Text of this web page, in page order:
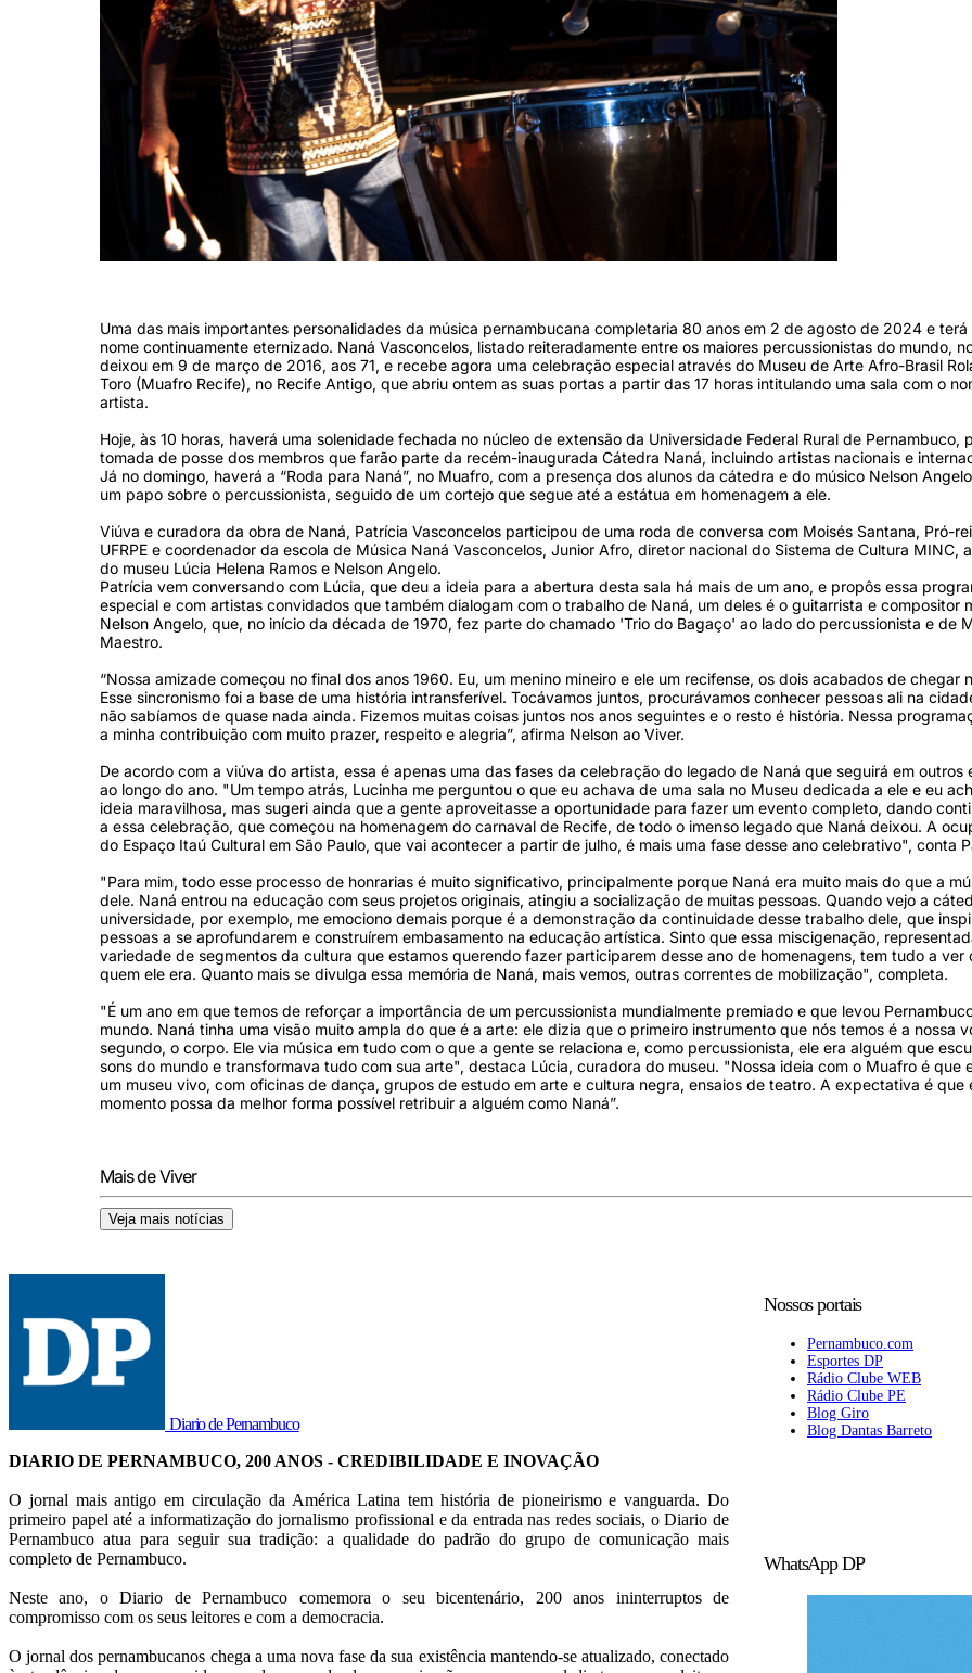
Uma das mais importantes personalidades da música pernambucana completaria 80 anos em 2 de agosto de 2024 e terá
nome continuamente eternizado. Naná Vasconcelos, listado reiteradamente entre os maiores percussionistas do mundo,
deixou em 9 de março de 2016, aos 71, e recebe agora uma celebração especial através do Museu de Arte Afro-Brasil
Toro (Muafro Recife), no Recife Antigo, que abriu ontem as suas portas a partir das 17 horas intitulando uma sala com o
artista.
Hoje, às 10 horas, haverá uma solenidade fechada no núcleo de extensão da Universidade Federal Rural de Pernambuco,
tomada de posse dos membros que farão parte da recém-inaugurada Cátedra Naná, incluindo artistas nacionais e
Já no domingo, haverá a “Roda para Naná”, no Muafro, com a presença dos alunos da cátedra e do músico Nelson
um papo sobre o percussionista, seguido de um cortejo que segue até a estátua em homenagem a ele.
Viúva e curadora da obra de Naná, Patrícia Vasconcelos participou de uma roda de conversa com Moisés Santana, Pró-
UFRPE e coordenador da escola de Música Naná Vasconcelos, Junior Afro, diretor nacional do Sistema de Cultura MINC,
do museu Lúcia Helena Ramos e Nelson Angelo.
Patrícia vem conversando com Lúcia, que deu a ideia para a abertura desta sala há mais de um ano, e propôs essa
especial e com artistas convidados que também dialogam com o trabalho de Naná, um deles é o guitarrista e compositor
Nelson Angelo, que, no início da década de 1970, fez parte do chamado 'Trio do Bagaço' ao lado do percussionista e de
Maestro.
“Nossa amizade começou no final dos anos 1960. Eu, um menino mineiro e ele um recifense, os dois acabados de chegar
Esse sincronismo foi a base de uma história intransferível. Tocávamos juntos, procurávamos conhecer pessoas ali na
não sabíamos de quase nada ainda. Fizemos muitas coisas juntos nos anos seguintes e o resto é história. Nessa
a minha contribuição com muito prazer, respeito e alegria”, afirma Nelson ao Viver.
De acordo com a viúva do artista, essa é apenas uma das fases da celebração do legado de Naná que seguirá em outros
ao longo do ano. "Um tempo atrás, Lucinha me perguntou o que eu achava de uma sala no Museu dedicada a ele e eu
ideia maravilhosa, mas sugeri ainda que a gente aproveitasse a oportunidade para fazer um evento completo, dando
a essa celebração, que começou na homenagem do carnaval de Recife, de todo o imenso legado que Naná deixou. A
do Espaço Itaú Cultural em São Paulo, que vai acontecer a partir de julho, é mais uma fase desse ano celebrativo", conta
"Para mim, todo esse processo de honrarias é muito significativo, principalmente porque Naná era muito mais do que a
dele. Naná entrou na educação com seus projetos originais, atingiu a socialização de muitas pessoas. Quando vejo a
universidade, por exemplo, me emociono demais porque é a demonstração da continuidade desse trabalho dele, que
pessoas a se aprofundarem e construírem embasamento na educação artística. Sinto que essa miscigenação,
variedade de segmentos da cultura que estamos querendo fazer participarem desse ano de homenagens, tem tudo a ver
quem ele era. Quanto mais se divulga essa memória de Naná, mais vemos, outras correntes de mobilização", completa.
"É um ano em que temos de reforçar a importância de um percussionista mundialmente premiado e que levou
mundo. Naná tinha uma visão muito ampla do que é a arte: ele dizia que o primeiro instrumento que nós temos é a nossa
segundo, o corpo. Ele via música em tudo com o que a gente se relaciona e, como percussionista, ele era alguém que
sons do mundo e transformava tudo com sua arte", destaca Lúcia, curadora do museu. "Nossa ideia com o Muafro é que
um museu vivo, com oficinas de dança, grupos de estudo em arte e cultura negra, ensaios de teatro. A expectativa é que
momento possa da melhor forma possível retribuir a alguém como Naná”.
Mais de Viver
Veja mais notícias
Diario de Pernambuco
DIARIO DE PERNAMBUCO, 200 ANOS - CREDIBILIDADE E INOVAÇÃO
O jornal mais antigo em circulação da América Latina tem história de pioneirismo e vanguarda. Do
primeiro papel até a informatização do jornalismo profissional e da entrada nas redes sociais, o Diario de
Pernambuco atua para seguir sua tradição: a qualidade do padrão do grupo de comunicação mais
completo de Pernambuco.
Neste ano, o Diario de Pernambuco comemora o seu bicentenário, 200 anos ininterruptos de
compromisso com os seus leitores e com a democracia.
O jornal dos pernambucanos chega a uma nova fase da sua existência mantendo-se atualizado, conectado
Nossos portais
Pernambuco.com
Esportes DP
Rádio Clube WEB
Rádio Clube PE
Blog Giro
Blog Dantas Barreto
WhatsApp DP